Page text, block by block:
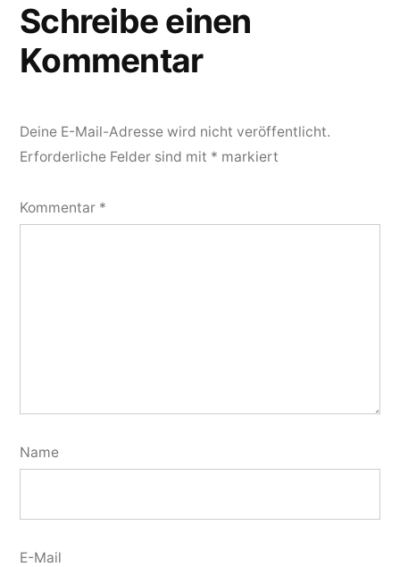
Schreibe einen
Kommentar
Deine E-Mail-Adresse wird nicht veröffentlicht.
Erforderliche Felder sind mit * markiert
Kommentar *
Name
E-Mail